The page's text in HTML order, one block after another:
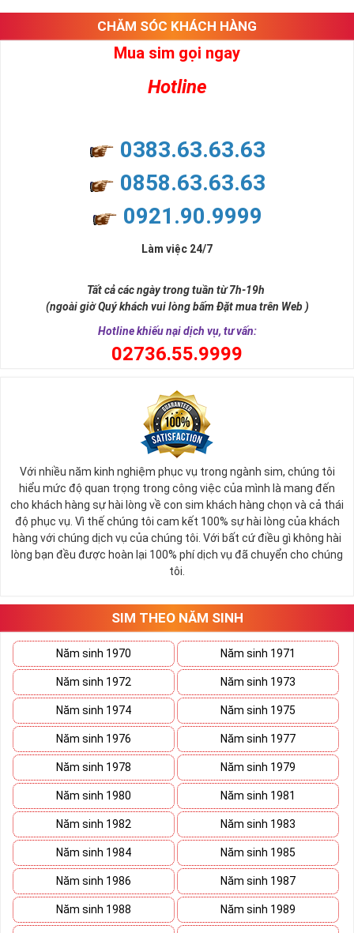
như sự sắp xếp của các con số trong sim.
Ý nghĩa sim tứ quý 2
nhiều thành công, thăng tiến hơn.
và tính hai mặt. Số 2 thúc giục chúng ta lựa chọn, dựa vào những
đời, nơi bạn phải đưa ra những quyết định quan trọng.
Ý nghĩa sim tứ quý 2
Theo quan niệm phong thủy
Số 2 tượng trưng cho sự cân bằng, hài hòa của âm dương và đất
trời. Sự cân bằng này giúp cho mọi việc đều thuận lợi và mang lại
nhiều may mắn trong cuộc sống và kinh doanh.
Số 2 còn biểu trưng cho lòng tốt, sự ổn định và tính hai mặt của
mọi vấn đề. Số 2 giúp cho họ có được sự lựa chọn, để đưa ra
những hướng giải quyết đúng đắn nhắt.
tứ 2 cùng xuất hiện trong một dãy số sim càng giúp cho ý nghĩa
sim tứ quýtăng lên gấp bội. Sở hữu sim Tứ Quý 2 giúp khích lệ tinh
thần người sở hữu là không sợ bất cứ điều gì mà hãy cứ làm thì
mọi điều tốt đẹp và may mắn ắt sẽ đến.
Lợi ích sim Tứ Quý 2 mang lại là gì?
CHĂM SÓC KHÁCH HÀNG
Mua sim gọi ngay
Hotline
0383.63.63.63
0858.63.63.63
0921.90.9999
Làm việc 24/7
Tất cả các ngày trong tuần từ 7h-19h
(ngoài giờ Quý khách vui lòng bấm Đặt mua trên Web )
Hotline khiếu nại dịch vụ, tư vấn:
02736.55.9999
Với nhiều năm kinh nghiệm phục vụ trong ngành sim, chúng tôi
hiểu mức độ quan trọng trong công việc của mình là mang đến
cho khách hàng sự hài lòng về con sim khách hàng chọn và cả thái
độ phục vụ. Vì thế chúng tôi cam kết 100% sự hài lòng của khách
hàng với chúng dịch vụ của chúng tôi. Với bất cứ điều gì không hài
lòng bạn đều được hoàn lại 100% phí dịch vụ đã chuyển cho chúng
tôi.
SIM THEO NĂM SINH
Năm sinh 1970 Năm sinh 1971
Năm sinh 1972 Năm sinh 1973
Năm sinh 1974 Năm sinh 1975
Năm sinh 1976 Năm sinh 1977
Năm sinh 1978 Năm sinh 1979
Năm sinh 1980 Năm sinh 1981
Năm sinh 1982 Năm sinh 1983
Năm sinh 1984 Năm sinh 1985
Năm sinh 1986 Năm sinh 1987
Năm sinh 1988 Năm sinh 1989